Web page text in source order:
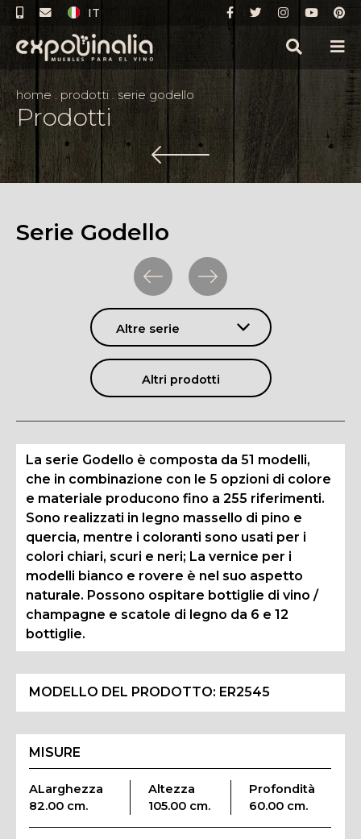
IT
home . prodotti .serie godello
Prodotti
Serie Godello
Altre serie
Altri prodotti
La serie Godello è composta da 51 modelli,
che in combinazione con le 5 opzioni di colore
e materiale producono fino a 255 riferimenti.
Sono realizzati in legno massello di pino e
quercia, mentre i coloranti sono usati per i
colori chiari, scuri e neri; La vernice per i
modelli bianco e rovere è nel suo aspetto
naturale. Possono ospitare bottiglie di vino /
champagne e scatole di legno da 6 e 12
bottiglie.
MODELLO DEL PRODOTTO: ER2545
MISURE
ALarghezza
82.00 cm.
Altezza
105.00 cm.
Profondità
60.00 cm.